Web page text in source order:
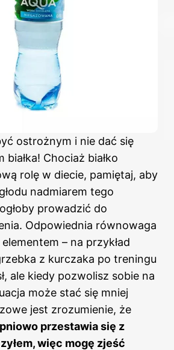
ostrożnym i nie dać się
Chociaż białko
rolę w diecie, pamiętaj, aby
nadmiarem tego
prowadzić do
Odpowiednia równowaga
– na przykład
z kurczaka po treningu
ale kiedy pozwolisz sobie na
może stać się mniej
jest zrozumienie, że
przestawia się z
więc mogę zjeść